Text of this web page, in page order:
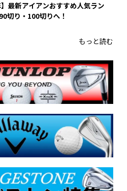
】最新アイアンおすすめ人気ラン
切り・100切りへ！
もっと読む